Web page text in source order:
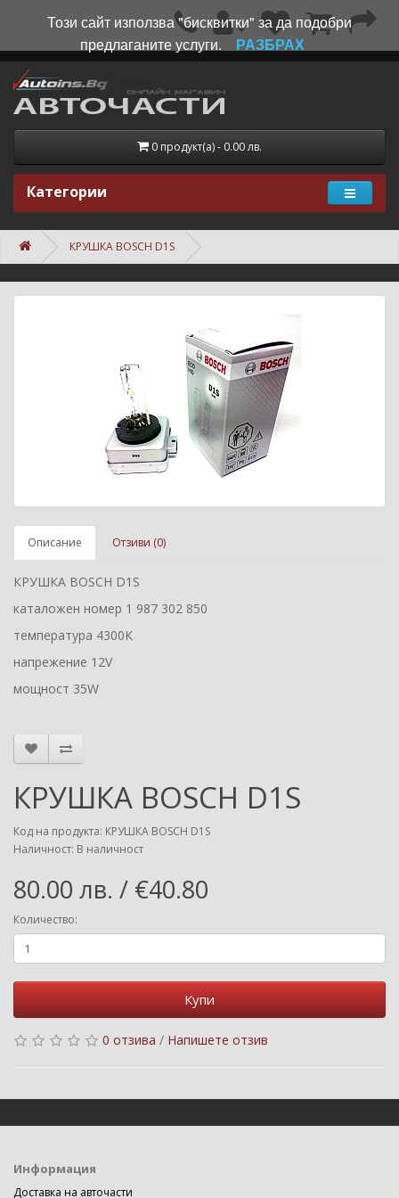
0 продукт(а) - 0.00 лв.
Категории
КРУШКА BOSCH D1S
Описание Отзиви (0)
КРУШКА BOSCH D1S
каталожен номер 1 987 302 850
температура 4300К
напрежение 12V
мощност 35W
КРУШКА BOSCH D1S
Код на продукта: КРУШКА BOSCH D1S
Наличност: В наличност
80.00 лв. / €40.80
Количество:
Купи
0 отзива / Напишете отзив
Информация
Доставка на авточасти
Този сайт използва "бисквитки" за да подобри
предлаганите услуги.
РАЗБРАХ